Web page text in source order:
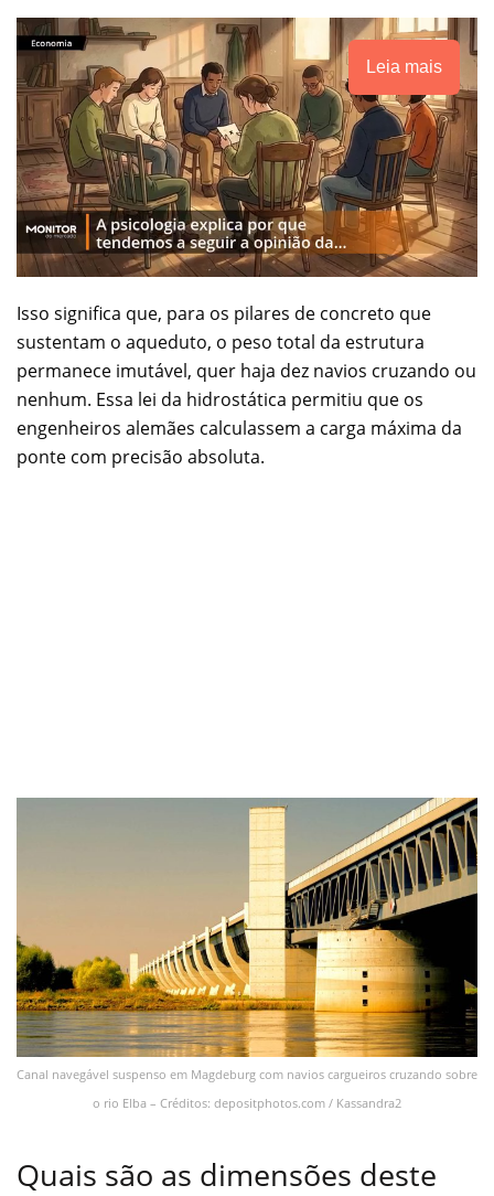
Leia mais
Isso significa que, para os pilares de concreto que
sustentam o aqueduto, o peso total da estrutura
permanece imutável, quer haja dez navios cruzando ou
nenhum. Essa lei da hidrostática permitiu que os
engenheiros alemães calculassem a carga máxima da
ponte com precisão absoluta.
Canal navegável suspenso em Magdeburg com navios cargueiros cruzando sobre
o rio Elba – Créditos: depositphotos.com / Kassandra2
Quais são as dimensões deste